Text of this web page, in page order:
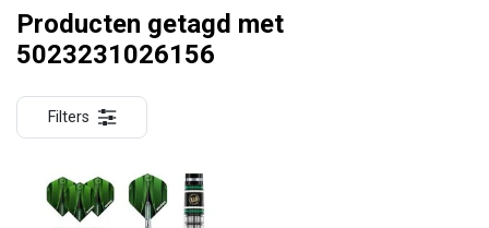
Producten getagd met
5023231026156
Filters